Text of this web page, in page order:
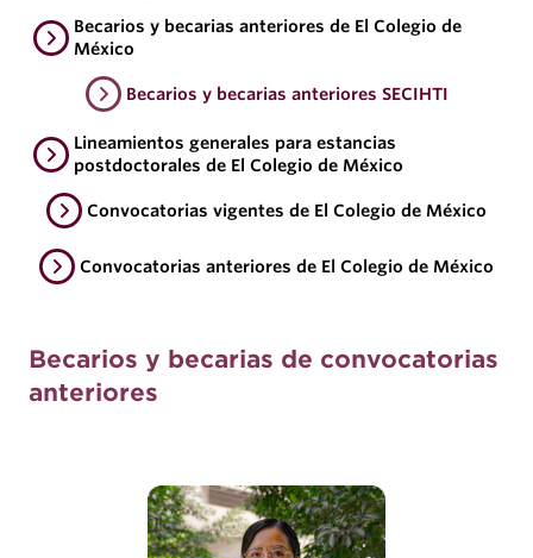
Becarios y becarias anteriores de El Colegio de
México
Becarios y becarias anteriores SECIHTI
Lineamientos generales para estancias
postdoctorales de El Colegio de México
Convocatorias vigentes de El Colegio de México
Convocatorias anteriores de El Colegio de México
Becarios y becarias de convocatorias
anteriores